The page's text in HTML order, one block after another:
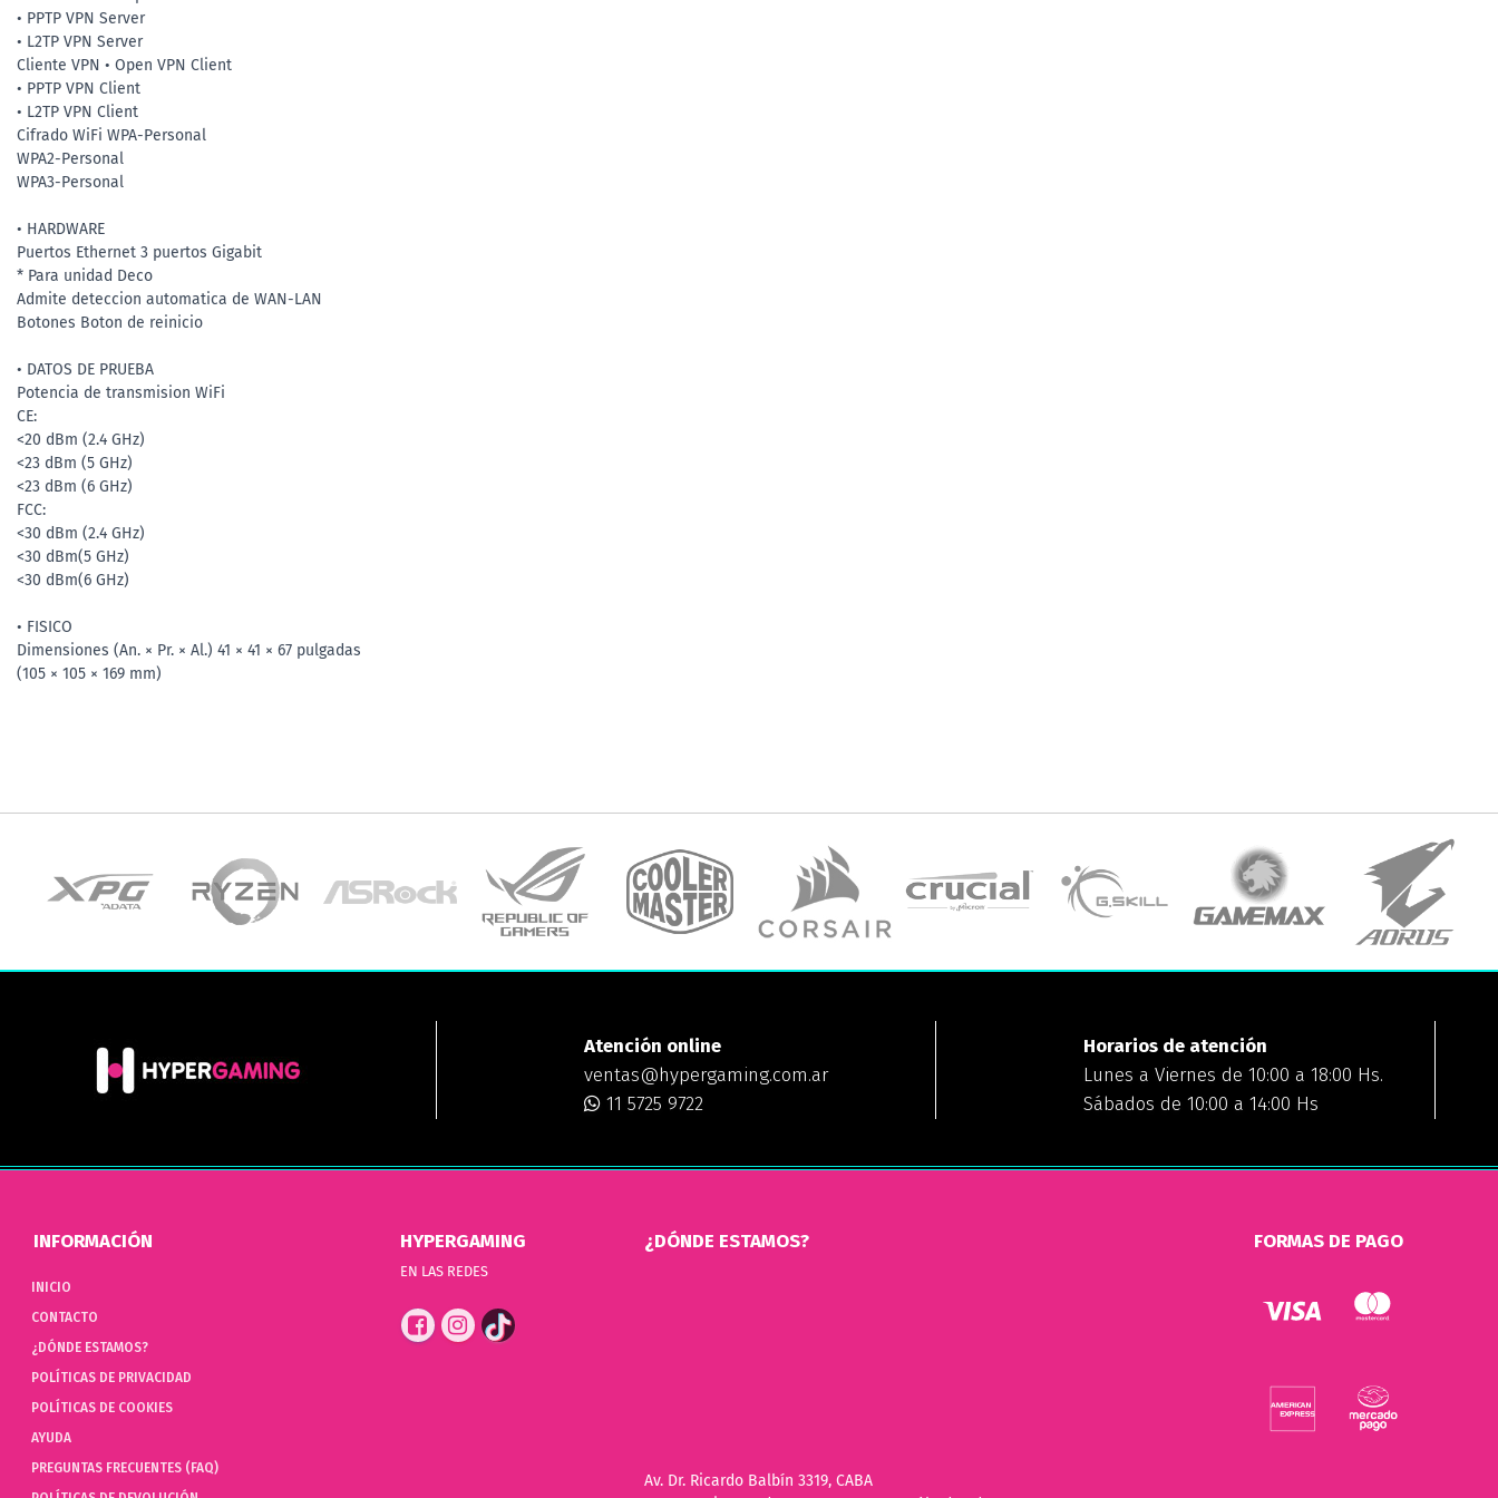
• PPTP VPN Server
• L2TP VPN Server
Cliente VPN • Open VPN Client
• PPTP VPN Client
• L2TP VPN Client
Cifrado WiFi WPA-Personal
WPA2-Personal
WPA3-Personal
• HARDWARE
Puertos Ethernet 3 puertos Gigabit
* Para unidad Deco
Admite deteccion automatica de WAN-LAN
Botones Boton de reinicio
• DATOS DE PRUEBA
Potencia de transmision WiFi
CE:
<20 dBm (2.4 GHz)
<23 dBm (5 GHz)
<23 dBm (6 GHz)
FCC:
<30 dBm (2.4 GHz)
<30 dBm(5 GHz)
<30 dBm(6 GHz)
• FISICO
Dimensiones (An. × Pr. × Al.) 41 × 41 × 67 pulgadas
(105 × 105 × 169 mm)
Atención online
ventas@hypergaming.com.ar
11 5725 9722
Horarios de atención
Lunes a Viernes de 10:00 a 18:00 Hs.
Sábados de 10:00 a 14:00 Hs
INFORMACIÓN
INICIO
CONTACTO
¿DÓNDE ESTAMOS?
POLÍTICAS DE PRIVACIDAD
POLÍTICAS DE COOKIES
AYUDA
PREGUNTAS FRECUENTES (FAQ)
HYPERGAMING
EN LAS REDES
¿DÓNDE ESTAMOS?
Av. Dr. Ricardo Balbín 3319, CABA
FORMAS DE PAGO